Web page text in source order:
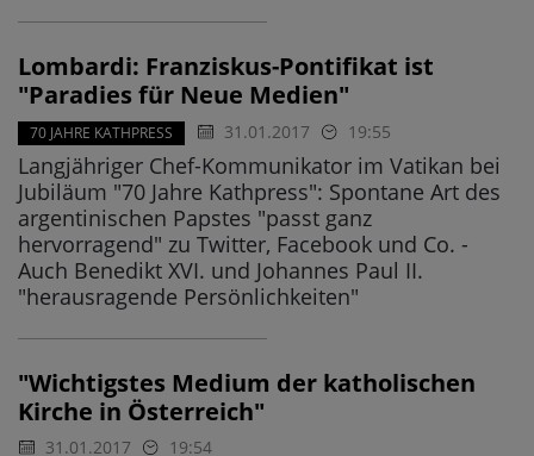
Lombardi: Franziskus-Pontifikat ist
"Paradies für Neue Medien"
70 JAHRE KATHPRESS 31.01.2017 19:55
Langjähriger Chef-Kommunikator im Vatikan bei
Jubiläum "70 Jahre Kathpress": Spontane Art des
argentinischen Papstes "passt ganz
hervorragend" zu Twitter, Facebook und Co. -
Auch Benedikt XVI. und Johannes Paul II.
"herausragende Persönlichkeiten"
"Wichtigstes Medium der katholischen
Kirche in Österreich"
31.01.2017 19:54